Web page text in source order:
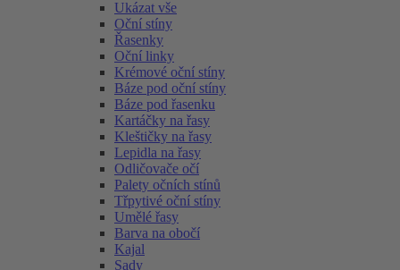
Ukázat vše
Oční stíny
Řasenky
Oční linky
Krémové oční stíny
Báze pod oční stíny
Báze pod řasenku
Kartáčky na řasy
Kleštičky na řasy
Lepidla na řasy
Odličovače očí
Palety očních stínů
Třpytivé oční stíny
Umělé řasy
Barva na obočí
Kajal
Sady